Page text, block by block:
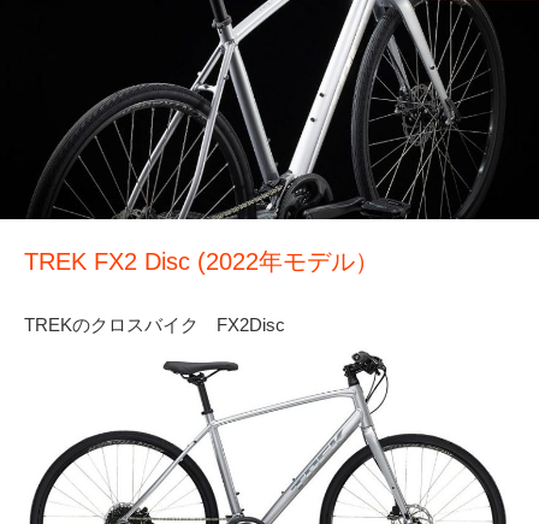
TREK FX2 Disc (2022年モデル）
TREKのクロスバイク FX2Disc